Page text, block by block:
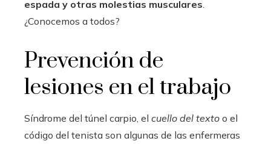
espada y otras molestias musculares.
¿Conocemos a todos?
Prevención de
lesiones en el trabajo
Síndrome del túnel carpio, el cuello del texto o el
código del tenista son algunas de las enfermeras